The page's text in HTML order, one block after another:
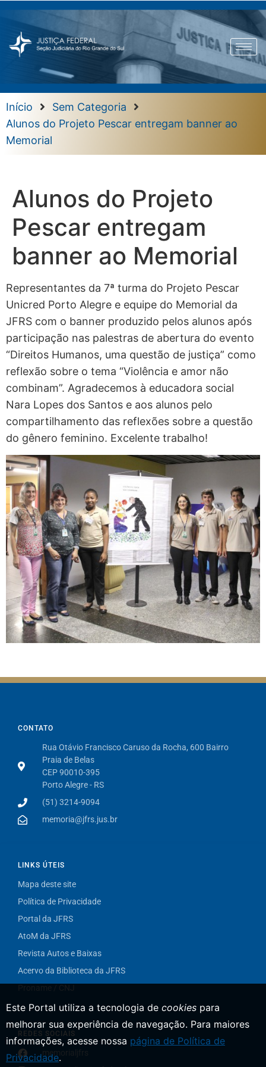
Início
Sem Categoria
Alunos do Projeto Pescar entregam banner ao
Memorial
Alunos do Projeto
Pescar entregam
banner ao Memorial
Representantes da 7ª turma do Projeto Pescar
Unicred Porto Alegre e equipe do Memorial da
JFRS com o banner produzido pelos alunos após
participação nas palestras de abertura do evento
“Direitos Humanos, uma questão de justiça” como
reflexão sobre o tema “Violência e amor não
combinam”. Agradecemos à educadora social
Nara Lopes dos Santos e aos alunos pelo
compartilhamento das reflexões sobre a questão
do gênero feminino. Excelente trabalho!
CONTATO
Rua Otávio Francisco Caruso da Rocha, 600 Bairro
Praia de Belas
CEP 90010-395
Porto Alegre - RS
(51) 3214-9094
memoria@jfrs.jus.br
LINKS ÚTEIS
Mapa deste site
Política de Privacidade
Portal da JFRS
AtoM da JFRS
Revista Autos e Baixas
Acervo da Biblioteca da JFRS
REDES SOCIAIS
memorialjfrs
Este Portal utiliza a tecnologia de cookies para
melhorar sua experiência de navegação. Para maiores
informações, acesse nossa página de Política de
Privacidade.